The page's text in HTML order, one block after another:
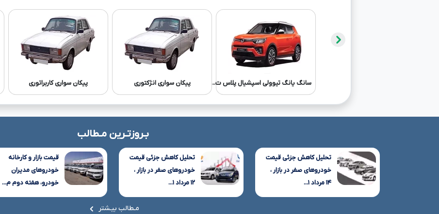
سانگ یانگ تیوولی اسپشیال پلاس ت... پیکان سواری انژکتوری پیکان سواری کاربراتوری
بـروزتـرین مـطالب
تحلیل کاهش جزئی قیمت
خودروهای صفر در بازار ،
۱۴ مرداد ۱...
تحلیل کاهش جزئی قیمت
خودروهای صفر در بازار ،
۱۲ مرداد ۱...
قیمت بازار و کارخانه
خودروهای مدیران
خودرو، هفته دوم م...
مـطالب بیـشتر